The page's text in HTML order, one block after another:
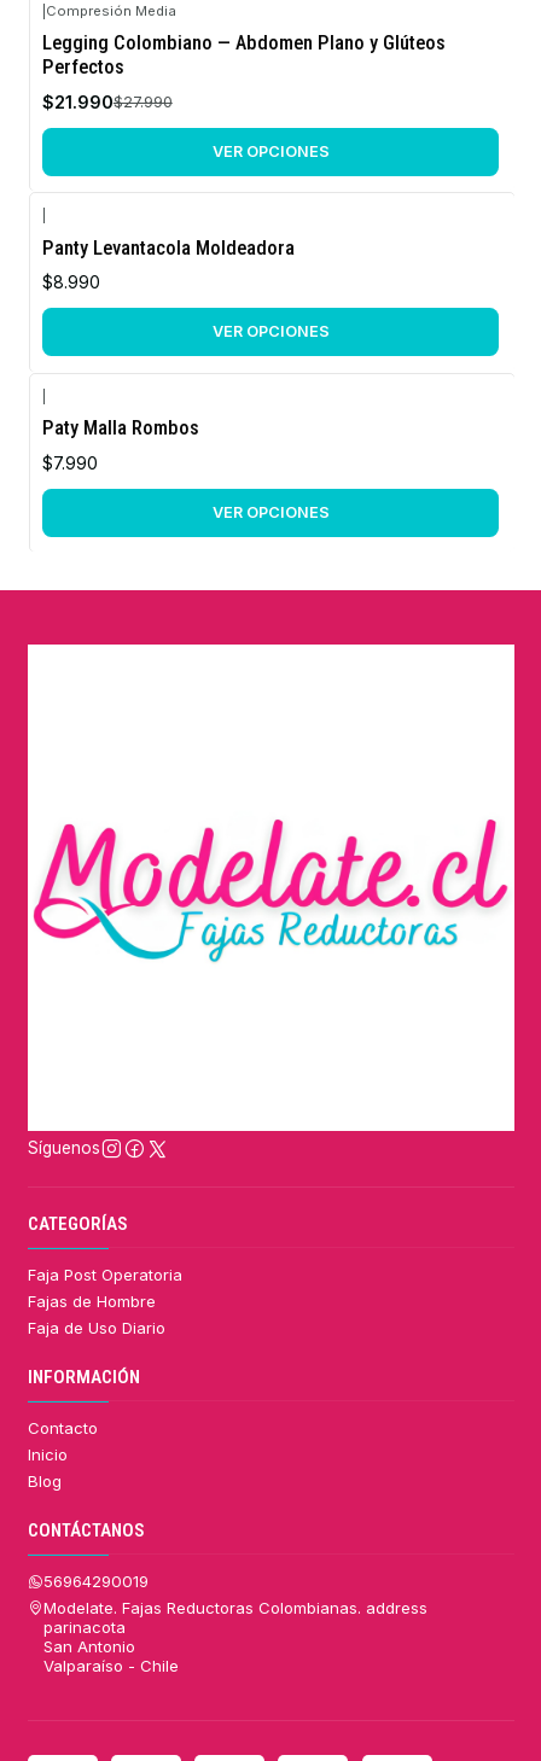
-21%
OFF
Compresión Media
Legging Colombiano — Abdomen Plano y Glúteos
Perfectos
$21.990$27.990
VER OPCIONES
Panty Levantacola Moldeadora
$8.990
VER OPCIONES
Paty Malla Rombos
$7.990
VER OPCIONES
Síguenos
CATEGORÍAS
Faja Post Operatoria
Fajas de Hombre
Faja de Uso Diario
INFORMACIÓN
Contacto
Inicio
Blog
CONTÁCTANOS
56964290019
Modelate. Fajas Reductoras Colombianas. address
parinacota
San Antonio
Valparaíso - Chile